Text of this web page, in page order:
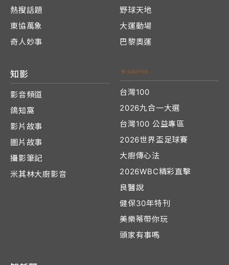
熱搜話題
東協萬象
奇人妙事
野球天地
大運動場
巴黎奧運
知影
影音頻道
鴿知窩
影片故事
圖片故事
攝影筆記
米其林大廚影音
台灣100
2026九合一大選
台灣100 公益專區
2026世界盃足球賽
大廚傳心法
2026WBC精彩直擊
良醫說
健保30年特刊
美樂蒂帶你玩
頭家有事嗎